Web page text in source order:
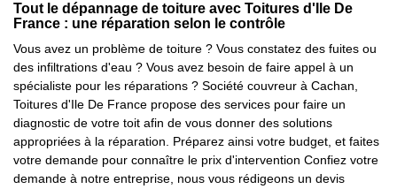
Tout le dépannage de toiture avec Toitures d'Ile De
France : une réparation selon le contrôle
Vous avez un problème de toiture ? Vous constatez des fuites ou
des infiltrations d'eau ? Vous avez besoin de faire appel à un
spécialiste pour les réparations ? Société couvreur à Cachan,
Toitures d'Ile De France propose des services pour faire un
diagnostic de votre toit afin de vous donner des solutions
appropriées à la réparation. Préparez ainsi votre budget, et faites
votre demande pour connaître le prix d'intervention Confiez votre
demande à notre entreprise, nous vous rédigeons un devis